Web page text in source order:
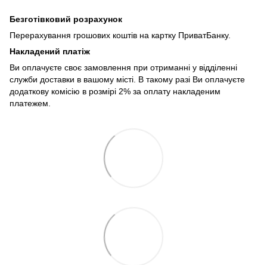
Безготівковий розрахунок
Перерахування грошових коштів на картку ПриватБанку.
Накладений платіж
Ви оплачуєте своє замовлення при отриманні у відділенні
служби доставки в вашому місті. В такому разі Ви оплачуєте
додаткову комісію в розмірі 2% за оплату накладеним
платежем.